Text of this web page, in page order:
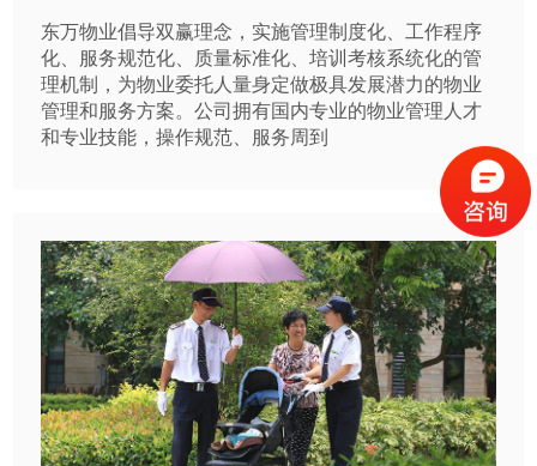
东万物业倡导双赢理念，实施管理制度化、工作程序
化、服务规范化、质量标准化、培训考核系统化的管
理机制，为物业委托人量身定做极具发展潜力的物业
管理和服务方案。公司拥有国内专业的物业管理人才
和专业技能，操作规范、服务周到